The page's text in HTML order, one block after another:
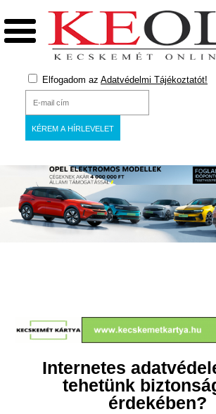
Elfogadom az Adatvédelmi Tájékoztatót!
Internetes
tehetünk
érdekében?